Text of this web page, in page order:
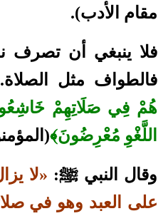
مقام الأدب).
فلا ينبغي أن تصرف
فالطواف مثل
هُمْ فِي صَلَاتِهِمْ
اللَّغْوِ مُعْرِضُونَ﴾
وقال النبي ﷺ: «لا
على العبد وهو في